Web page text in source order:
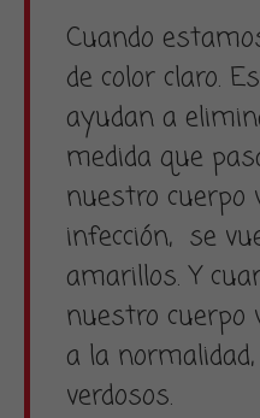
Cuando
de color claro.
ayudan a
medida que
nuestro cuerpo
infección, se
amarillos. Y
nuestro cuerpo
a la
verdosos.